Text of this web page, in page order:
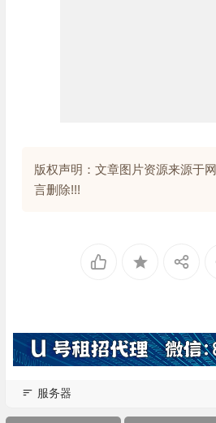
版权声明：文章图片资源来源于
言删除!!!
服务器